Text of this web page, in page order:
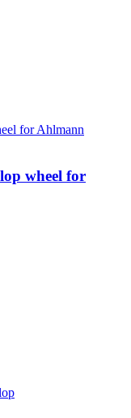
wheel for